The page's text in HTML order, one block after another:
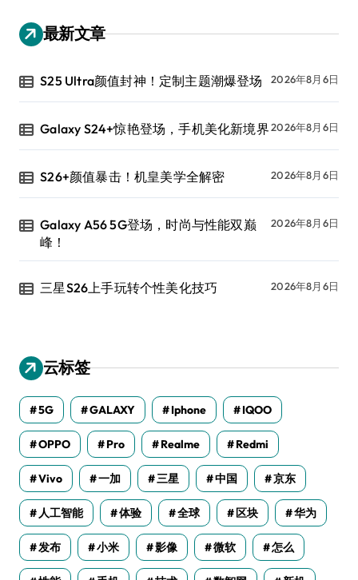
最新文章
S25 Ultra颜值封神！定制主题潮爆登场 2026年8月6日
Galaxy S24+惊艳登场，手机美化新境界2026年8月6日
S26+颜值暴击！机皇美学全解密 2026年8月6日
Galaxy A56 5G登场，时尚与性能双巅
峰！
2026年8月6日
三星S26上手玩转个性美化技巧 2026年8月6日
云标签
5G GALAXY Iphone IQOO
OPPO Pro Realme Redmi
Vivo 一加 三星 中国 京东
人工智能 体验 全球 区块 华为
发布 小米 影像 微软 怎么